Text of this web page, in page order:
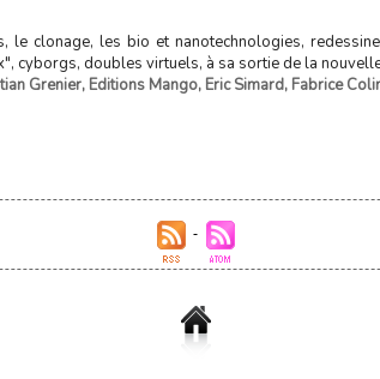
le clonage, les bio et nanotechnologies,
cyborgs, doubles virtuels, à sa sortie de la
Grenier, Editions Mango, Eric Simard, Fabrice